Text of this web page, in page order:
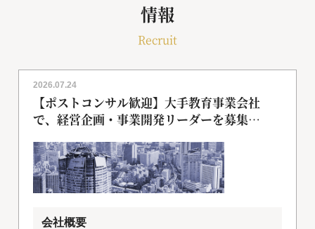
情報
Recruit
2026.07.24
【ポストコンサル歓迎】大手教育事業会社
で、経営企画・事業開発リーダーを募集
会社概要